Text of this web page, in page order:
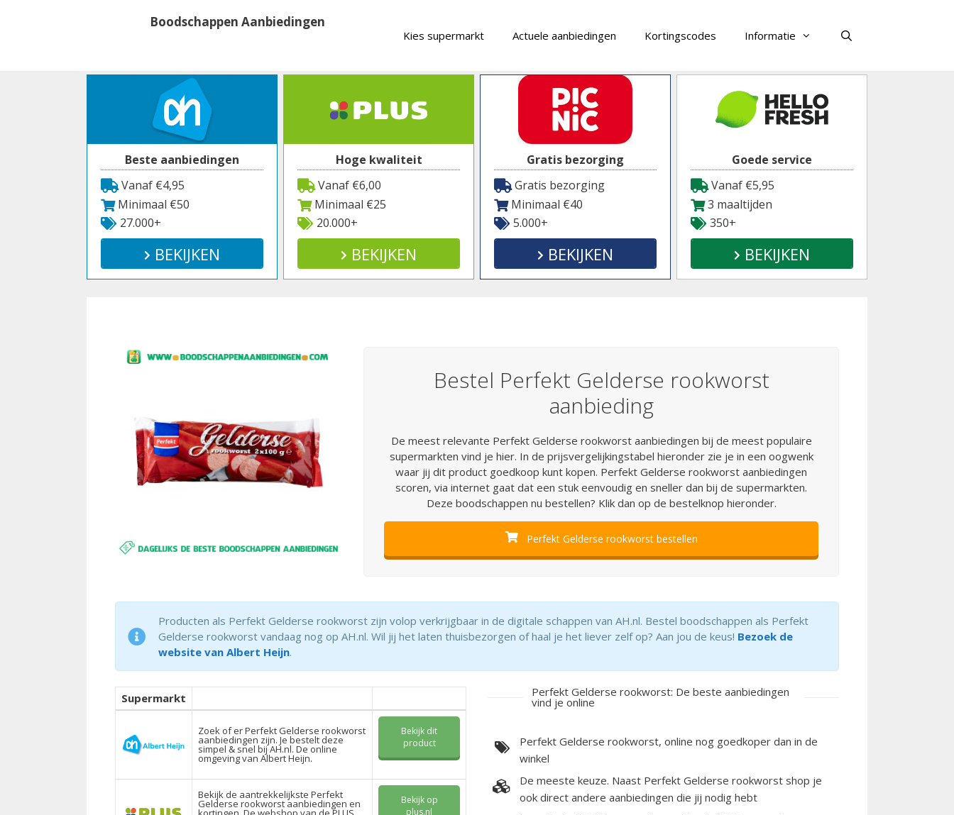
Boodschappen Aanbiedingen
Kies supermarkt Actuele aanbiedingen Kortingscodes Informatie
Beste aanbiedingen
Vanaf €4,95
Minimaal €50
27.000+
BEKIJKEN
Hoge kwaliteit
Vanaf €6,00
Minimaal €25
20.000+
BEKIJKEN
Gratis bezorging
Gratis bezorging
Minimaal €40
5.000+
BEKIJKEN
Goede service
Vanaf €5,95
3 maaltijden
350+
BEKIJKEN
Bestel Perfekt Gelderse rookworst
aanbieding
De meest relevante Perfekt Gelderse rookworst aanbiedingen bij de meest populaire
supermarkten vind je hier. In de prijsvergelijkingstabel hieronder zie je in een oogwenk
waar jij dit product goedkoop kunt kopen. Perfekt Gelderse rookworst aanbiedingen
scoren, via internet gaat dat een stuk eenvoudig en sneller dan bij de supermarkten.
Deze boodschappen nu bestellen? Klik dan op de bestelknop hieronder.
Perfekt Gelderse rookworst bestellen
Producten als Perfekt Gelderse rookworst zijn volop verkrijgbaar in de digitale schappen van AH.nl. Bestel boodschappen als Perfekt
Gelderse rookworst vandaag nog op AH.nl. Wil jij het laten thuisbezorgen of haal je het liever zelf op? Aan jou de keus! Bezoek de
website van Albert Heijn.
Supermarkt
Zoek of er Perfekt Gelderse rookworst
aanbiedingen zijn. Je bestelt deze
simpel & snel bij AH.nl. De online
omgeving van Albert Heijn.
Bekijk dit
product
Bekijk de aantrekkelijkste Perfekt
Gelderse rookworst aanbiedingen en
Bekijk op
plus.nl
Perfekt Gelderse rookworst: De beste aanbiedingen
vind je online
Perfekt Gelderse rookworst, online nog goedkoper dan in de
winkel
De meeste keuze. Naast Perfekt Gelderse rookworst shop je
ook direct andere aanbiedingen die jij nodig hebt